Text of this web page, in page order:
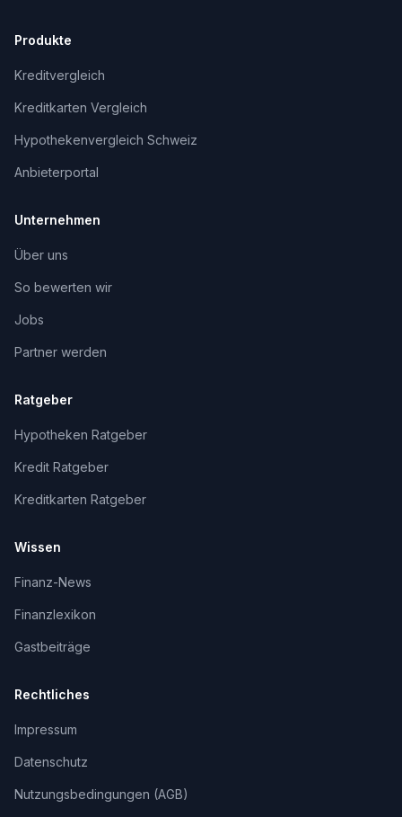
Produkte
Kreditvergleich
Kreditkarten Vergleich
Hypothekenvergleich Schweiz
Anbieterportal
Unternehmen
Über uns
So bewerten wir
Jobs
Partner werden
Ratgeber
Hypotheken Ratgeber
Kredit Ratgeber
Kreditkarten Ratgeber
Wissen
Finanz-News
Finanzlexikon
Gastbeiträge
Rechtliches
Impressum
Datenschutz
Nutzungsbedingungen (AGB)